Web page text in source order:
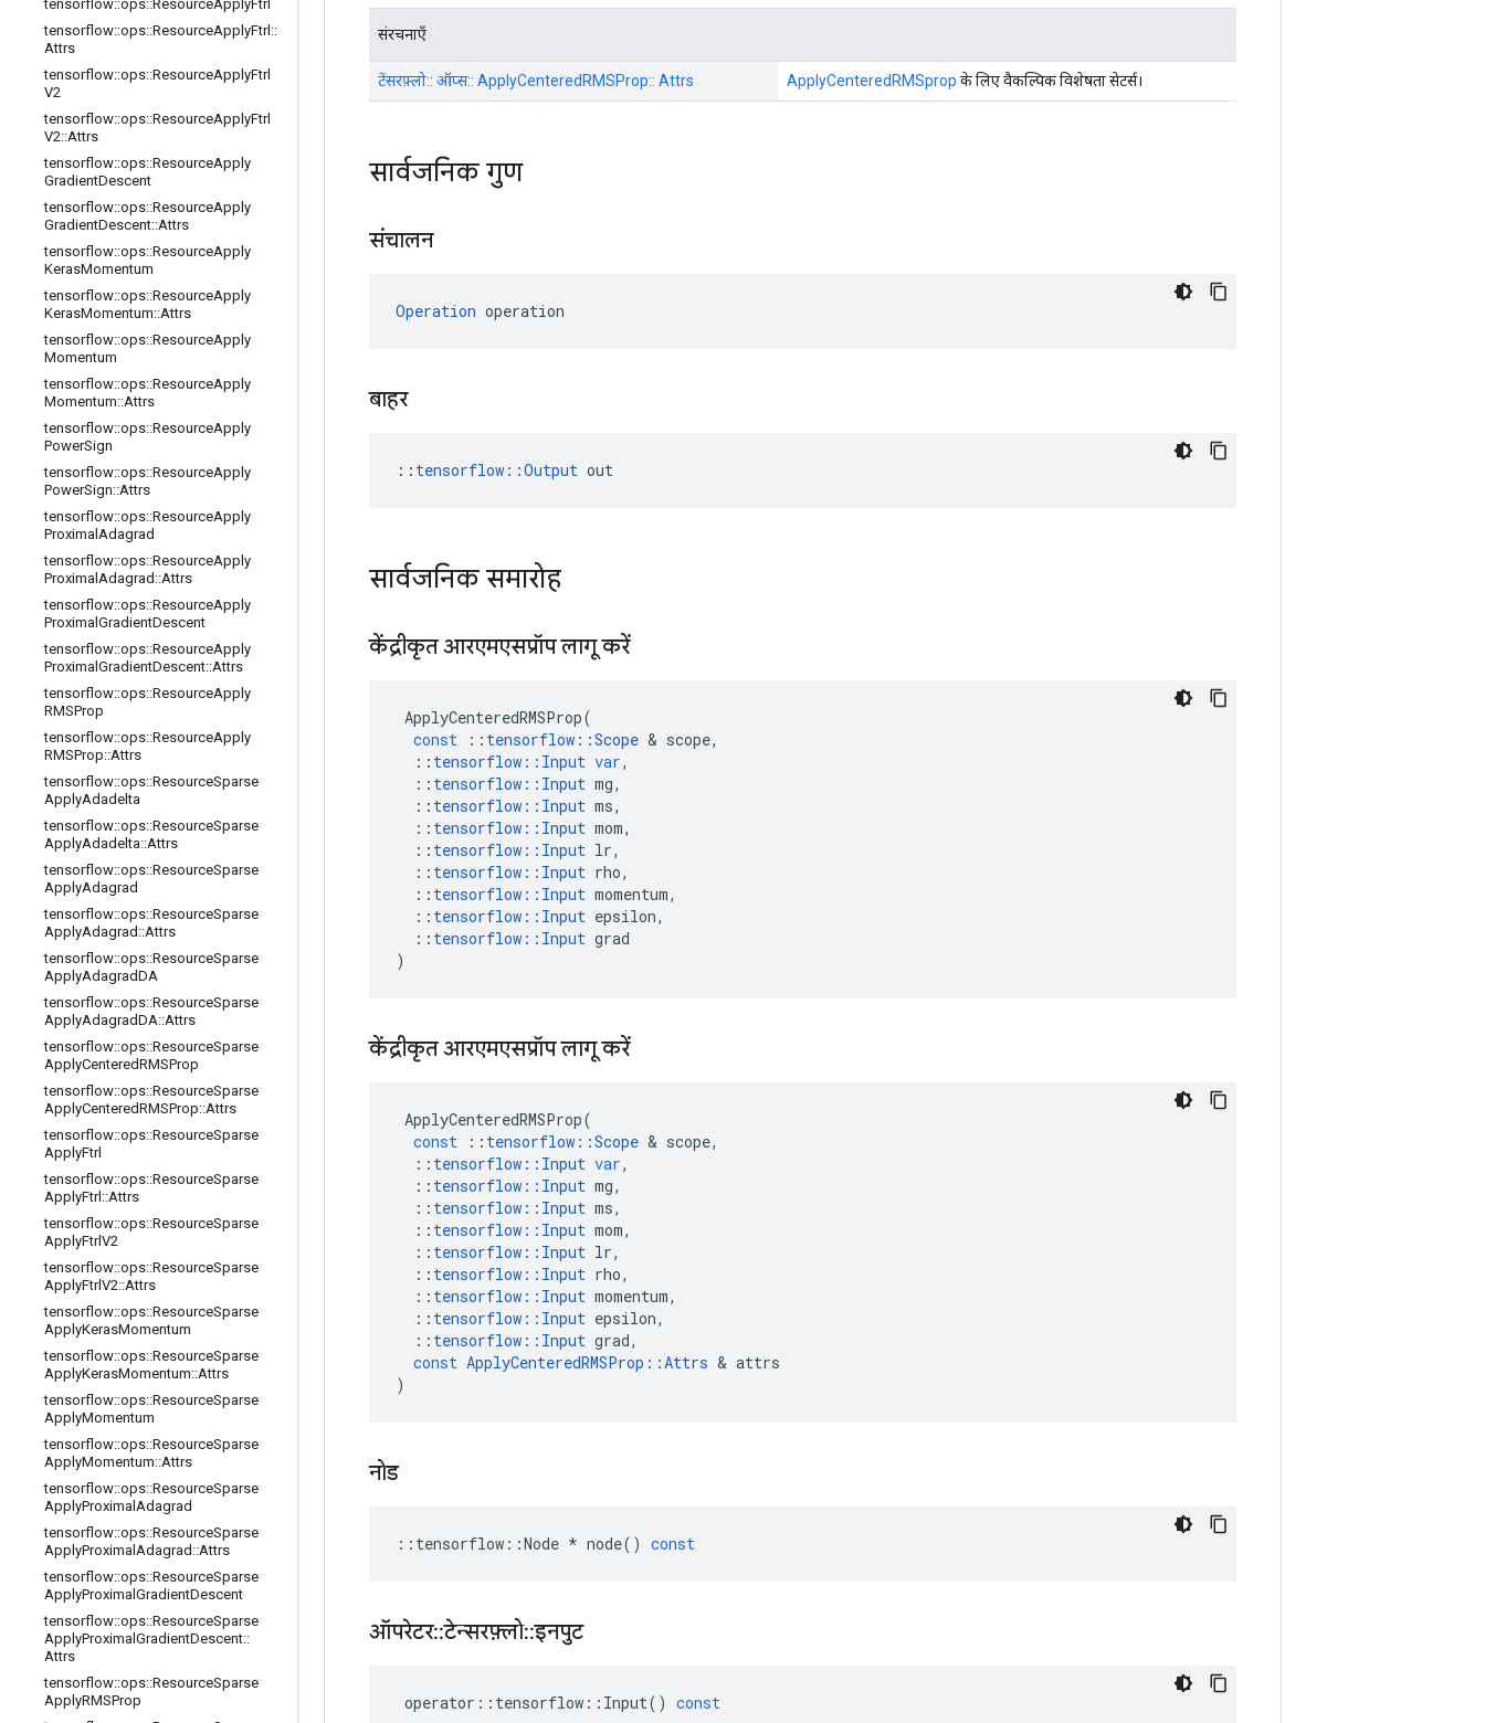
tensorflow::ops::ResourceApplyFtrl
tensorflow::ops::ResourceApplyFtrl ::
Attrs
tensorflow::ops::ResourceApplyFtrl
V2
tensorflow::ops::ResourceApplyFtrl
V2::Attrs
tensorflow::ops::ResourceApply
GradientDescent
tensorflow::ops::ResourceApply
GradientDescent::Attrs
tensorflow::ops::ResourceApply
KerasMomentum
tensorflow::ops::ResourceApply
KerasMomentum::Attrs
tensorflow::ops::ResourceApply
Momentum
tensorflow::ops::ResourceApply
Momentum::Attrs
tensorflow::ops::ResourceApply
PowerSign
tensorflow::ops::ResourceApply
PowerSign::Attrs
tensorflow::ops::ResourceApply
Proximal Adagrad
tensorflow::ops::ResourceApply
Proximal Adagrad ::Attrs
tensorflow::ops::ResourceApply
Proximal GradientDescent
tensorflow::ops::ResourceApply
Proximal GradientDescent::Attrs
tensorflow::ops::ResourceApply
RMSProp
tensorflow::ops::ResourceApply
RMSProp::Attrs
tensorflow::ops::ResourceSparse
ApplyAdadelta
tensorflow::ops::ResourceSparse
ApplyAdadelta::Attrs
tensorflow::ops::ResourceSparse
ApplyAdagrad
tensorflow::ops::ResourceSparse
ApplyAdagrad ::Attrs
tensorflow::ops::ResourceSparse
ApplyAdagradDA
tensorflow::ops::ResourceSparse
ApplyAdagradDA::Attrs
tensorflow::ops::ResourceSparse
ApplyCenteredRMSProp
tensorflow::ops::ResourceSparse
ApplyCenteredRMSProp::Attrs
tensorflow::ops::ResourceSparse
ApplyFtrl
tensorflow::ops::ResourceSparse
ApplyFtrl ::Attrs
tensorflow::ops::ResourceSparse
ApplyFtrlV2
tensorflow::ops::ResourceSparse
ApplyFtrlV2::Attrs
tensorflow::ops::ResourceSparse
ApplyKerasMomentum
tensorflow::ops::ResourceSparse
ApplyKerasMomentum::Attrs
tensorflow::ops::ResourceSparse
ApplyMomentum
tensorflow::ops::ResourceSparse
ApplyMomentum::Attrs
tensorflow::ops::ResourceSparse
ApplyProximal Adagrad
tensorflow::ops::ResourceSparse
ApplyProximal Adagrad ::Attrs
tensorflow::ops::ResourceSparse
ApplyProximal GradientDescent
tensorflow::ops::ResourceSparse
ApplyProximal GradientDescent::
Attrs
tensorflow::ops::ResourceSparse
ApplyRMSProp
संरचनाएँ
टेंसरफ़्लो:: ऑप्स:: ApplyCenteredRMSProp:: Attrs ApplyCenteredRMSprop के लिए वैकल्पिक विशेषता सेटर्स।
सार्वजनिक गुण
संचालन
Operation operation
बाहर
:: tensorflow::Output out
सार्वजनिक समारोह
केंद्रीकृत आरएमएसप्रॉप लागू करें
ApplyCenteredRMSProp(
const
:: tensorflow ::Scope & scope,
:: tensorflow :: Input var,
:: tensorflow :: Input mg,
:: tensorflow :: Input ms,
:: tensorflow :: Input mom,
:: tensorflow :: Input lr,
:: tensorflow :: Input rho,
:: tensorflow :: Input momentum,
:: tensorflow :: Input epsilon,
:: tensorflow :: Input grad
)
केंद्रीकृत आरएमएसप्रॉप लागू करें
ApplyCenteredRMSProp(
const
:: tensorflow ::Scope & scope,
:: tensorflow :: Input var,
:: tensorflow :: Input mg,
:: tensorflow :: Input ms,
:: tensorflow :: Input mom,
:: tensorflow :: Input lr,
:: tensorflow :: Input rho,
:: tensorflow :: Input momentum,
:: tensorflow :: Input epsilon,
:: tensorflow :: Input grad,
const ApplyCenteredRMSProp ::Attrs & attrs
)
नोड
:: tensorflow ::Node * node() const
ऑपरेटर::टेन्सरफ़्लो::इनपुट
operator :: tensorflow :: Input() const